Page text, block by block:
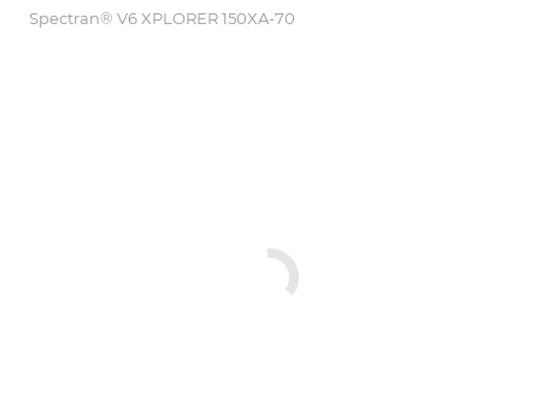
Spectran® V6 XPLORER 150XA-70